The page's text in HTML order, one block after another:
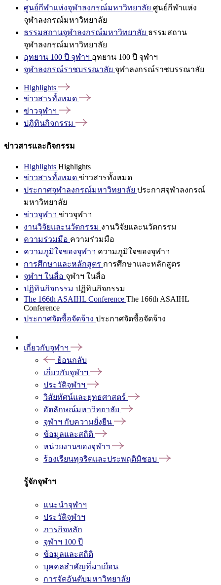
ศูนย์กีฬาแห่งจุฬาลงกรณ์มหาวิทยาลัย ศูนย์กีฬาแห่ง
จุฬาลงกรณ์มหาวิทยาลัย
ธรรมสถานจุฬาลงกรณ์มหาวิทยาลัย ธรรมสถาน
จุฬาลงกรณ์มหาวิทยาลัย
อุทยาน 100 ปี จุฬาฯ อุทยาน 100 ปี จุฬาฯ
จุฬาลงกรณ์ราชบรรณาลัย จุฬาลงกรณ์ราชบรรณาลัย
Highlights
ข่าวสารทั้งหมด
ข่าวจุฬาฯ
ปฏิทินกิจกรรม
ข่าวสารและกิจกรรม
Highlights Highlights
ข่าวสารทั้งหมด ข่าวสารทั้งหมด
ประกาศจุฬาลงกรณ์มหาวิทยาลัย ประกาศจุฬาลงกรณ์
มหาวิทยาลัย
ข่าวจุฬาฯ ข่าวจุฬาฯ
งานวิจัยและนวัตกรรม งานวิจัยและนวัตกรรม
ความร่วมมือ ความร่วมมือ
ความภูมิใจของจุฬาฯ ความภูมิใจของจุฬาฯ
การศึกษาและหลักสูตร การศึกษาและหลักสูตร
จุฬาฯ ในสื่อ จุฬาฯ ในสื่อ
ปฏิทินกิจกรรม ปฏิทินกิจกรรม
The 166th ASAIHL Conference The 166th ASAIHL
Conference
ประกาศจัดซื้อจัดจ้าง ประกาศจัดซื้อจัดจ้าง
เกี่ยวกับจุฬาฯ
ย้อนกลับ
เกี่ยวกับจุฬาฯ
ประวัติจุฬาฯ
วิสัยทัศน์และยุทธศาสตร์
อัตลักษณ์มหาวิทยาลัย
จุฬาฯ กับความยั่งยืน
ข้อมูลและสถิติ
หน่วยงานของจุฬาฯ
ร้องเรียนทุจริตและประพฤติมิชอบ
รู้จักจุฬาฯ
แนะนำจุฬาฯ
ประวัติจุฬาฯ
ภารกิจหลัก
จุฬาฯ 100 ปี
ข้อมูลและสถิติ
บุคคลสำคัญที่มาเยือน
การจัดอันดับมหาวิทยาลัย